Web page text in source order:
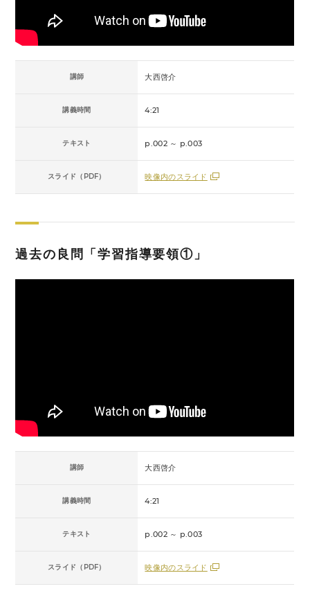
講師 大西啓介
講義時間 4:21
テキスト p.002 ～ p.003
スライド（PDF） 映像内のスライド
過去の良問「学習指導要領①」
講師 大西啓介
講義時間 4:21
テキスト p.002 ～ p.003
スライド（PDF） 映像内のスライド